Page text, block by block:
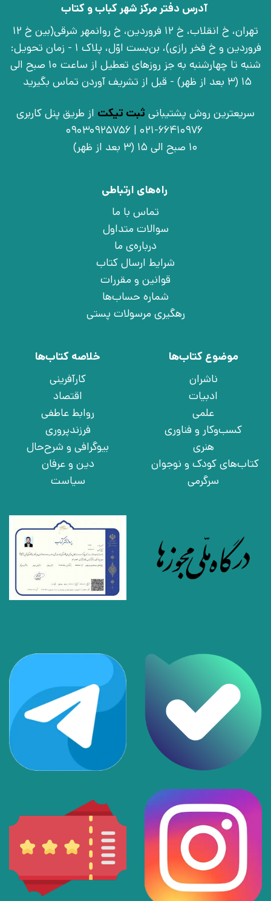
آدرس دفتر مرکز شهر کباب و کتاب
تهران، خ انقلاب، خ 12 فروردین، خ روانمهر شرقی(بین خ 12
فروردین و خ فخر رازی)، بن‌بست اوّل، پلاک 1 - زمان تحویل:
شنبه تا چهارشنبه به جز روزهای تعطیل از ساعت 10 صبح الی
15 (3 بعد از ظهر) - قبل از تشریف آوردن تماس بگیرید
سریعترین روش پشتیبانی ثبت تیکت از طریق پنل کاربری
021-66410976 | 09030925756
10 صبح الی 15 (3 بعد از ظهر)
راه‌های ارتباطی
تماس با ما
سوالات متداول
درباره‌ی ما
شرایط ارسال کتاب
قوانین و مقررات
شماره حساب‌ها
رهگیری مرسولات پستی
موضوع کتاب‌ها
ناشران
ادبیات
علمی
کسب‌وکار و فناوری
هنری
کتاب‌های کودک و نوجوان
سرگرمی
خلاصه کتاب‌ها
کارآفرینی
اقتصاد
روابط عاطفی
فرزندپروری
بیوگرافی و شرح‌حال
دین و عرفان
سیاست